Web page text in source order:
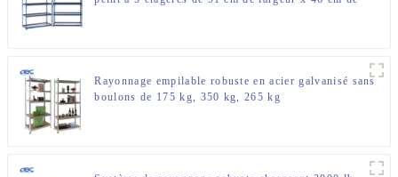
Rayonnage empilable robuste en acier galvanisé sans
boulons de 175 kg, 350 kg, 265 kg